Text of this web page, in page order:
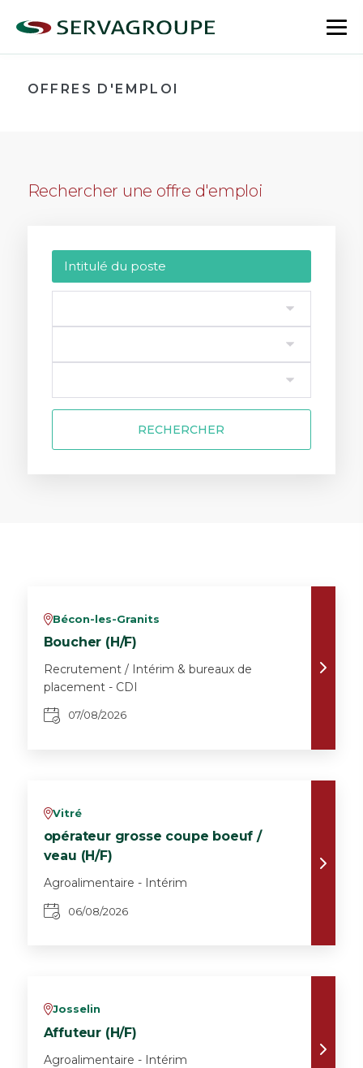
OFFRES D'EMPLOI
Rechercher une offre d'emploi
RECHERCHER
vBécon-les-Granits
Boucher (H/F)
Recrutement / Intérim & bureaux de
placement - CDI
07/08/2026
vVitré
opérateur grosse coupe boeuf /
veau (H/F)
Agroalimentaire - Intérim
06/08/2026
vJosselin
Affuteur (H/F)
Agroalimentaire - Intérim